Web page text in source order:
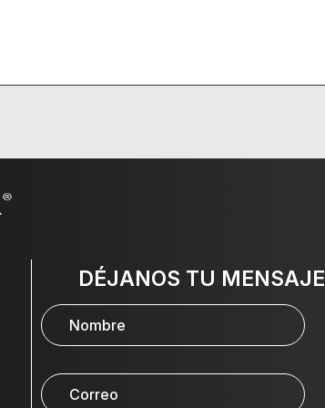
DÉJANOS TU MENSAJE